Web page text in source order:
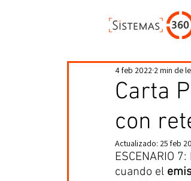
Carta
con
4 feb 2022 2 min de
Actualizado: 25 feb
ESCENARIO
cuando el